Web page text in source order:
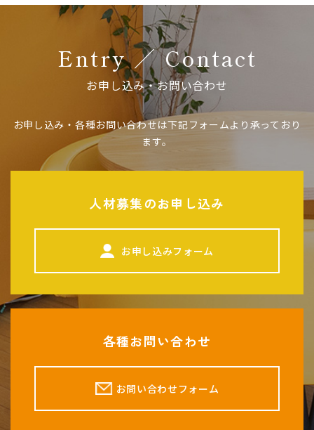
Entry ／ Contact
お申し込み・お問い合わせ
お申し込み・各種お問い合わせは下記フォームより承っており
ます。
人材募集のお申し込み
お申し込みフォーム
各種お問い合わせ
お問い合わせフォーム